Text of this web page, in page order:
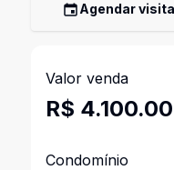
Agendar visita
Valor venda
R$
Condomínio